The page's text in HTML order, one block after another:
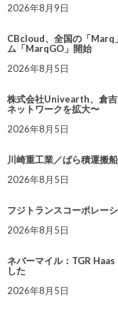
2026年8月9日
CBcloud、全国の「Marq
ム「MarqGO」開始
2026年8月5日
株式会社Univearth、倉吉
ネットワークを拡大〜
2026年8月5日
川崎重工業／ばら積運搬
2026年8月5日
フジトランスコーポレー
2026年8月5日
ネバーマイル：TGR
した
2026年8月5日